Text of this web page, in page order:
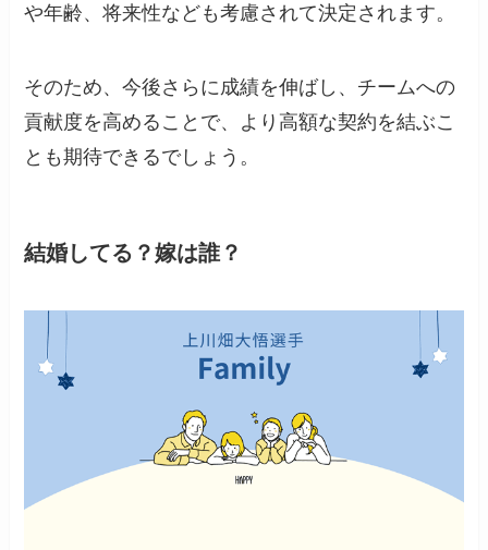
や年齢、将来性なども考慮されて決定されます。
そのため、今後さらに成績を伸ばし、チームへの
貢献度を高めることで、より高額な契約を結ぶこ
とも期待できるでしょう。
結婚してる？嫁は誰？